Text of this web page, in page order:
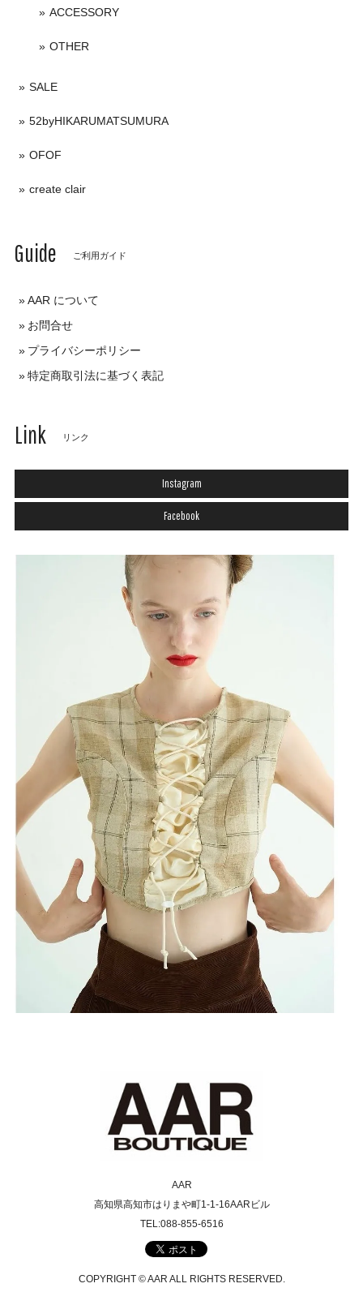
ACCESSORY
OTHER
SALE
52byHIKARUMATSUMURA
OFOF
create clair
Guide ご利用ガイド
AAR について
お問合せ
プライバシーポリシー
特定商取引法に基づく表記
Link リンク
Instagram
Facebook
AAR
高知県高知市はりまや町1-1-16AARビル
TEL:088-855-6516
COPYRIGHT © AAR ALL RIGHTS RESERVED.